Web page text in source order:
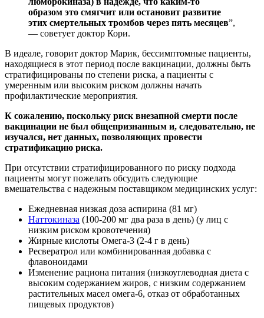
образом это смягчит или остановит развитие
этих смертельных тромбов через пять месяцев”,
— советует доктор Кори.
В идеале, говорит доктор Марик, бессимптомные пациенты,
находящиеся в этот период после вакцинации, должны быть
стратифицированы по степени риска, а пациенты с
умеренным или высоким риском должны начать
профилактические мероприятия.
К сожалению, поскольку риск внезапной смерти после
вакцинации не был общепризнанным и, следовательно, не
изучался, нет данных, позволяющих провести
стратификацию риска.
При отсутствии стратифицированного по риску подхода
пациенты могут пожелать обсудить следующие
вмешательства с надежным поставщиком медицинских услуг:
Ежедневная низкая доза аспирина (81 мг)
Наттокиназа (100-200 мг два раза в день) (у лиц с
низким риском кровотечения)
Жирные кислоты Омега-3 (2-4 г в день)
Ресвератрол или комбинированная добавка с
флавоноидами
Изменение рациона питания (низкоуглеводная диета с
высоким содержанием жиров, с низким содержанием
растительных масел омега-6, отказ от обработанных
пищевых продуктов)